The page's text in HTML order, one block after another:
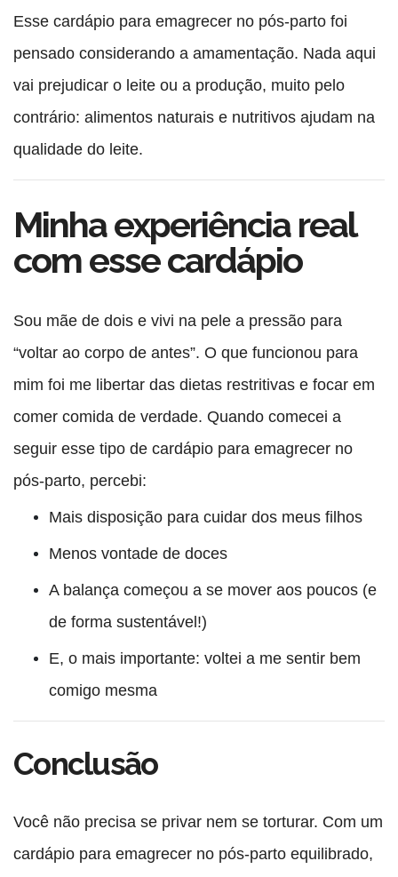
Esse cardápio para emagrecer no pós-parto foi
pensado considerando a amamentação. Nada aqui
vai prejudicar o leite ou a produção, muito pelo
contrário: alimentos naturais e nutritivos ajudam na
qualidade do leite.
Minha experiência real
com esse cardápio
Sou mãe de dois e vivi na pele a pressão para
“voltar ao corpo de antes”. O que funcionou para
mim foi me libertar das dietas restritivas e focar em
comer comida de verdade. Quando comecei a
seguir esse tipo de cardápio para emagrecer no
pós-parto, percebi:
Mais disposição para cuidar dos meus filhos
Menos vontade de doces
A balança começou a se mover aos poucos (e
de forma sustentável!)
E, o mais importante: voltei a me sentir bem
comigo mesma
Conclusão
Você não precisa se privar nem se torturar. Com um
cardápio para emagrecer no pós-parto equilibrado,